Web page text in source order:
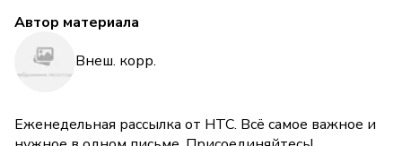
Автор материала
Внеш. корр.
Еженедельная рассылка от НТС. Всё самое важное и